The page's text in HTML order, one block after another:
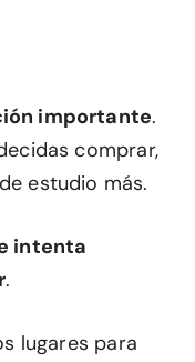
importante.
comprar,
estudio más.
intenta
.
lugares para